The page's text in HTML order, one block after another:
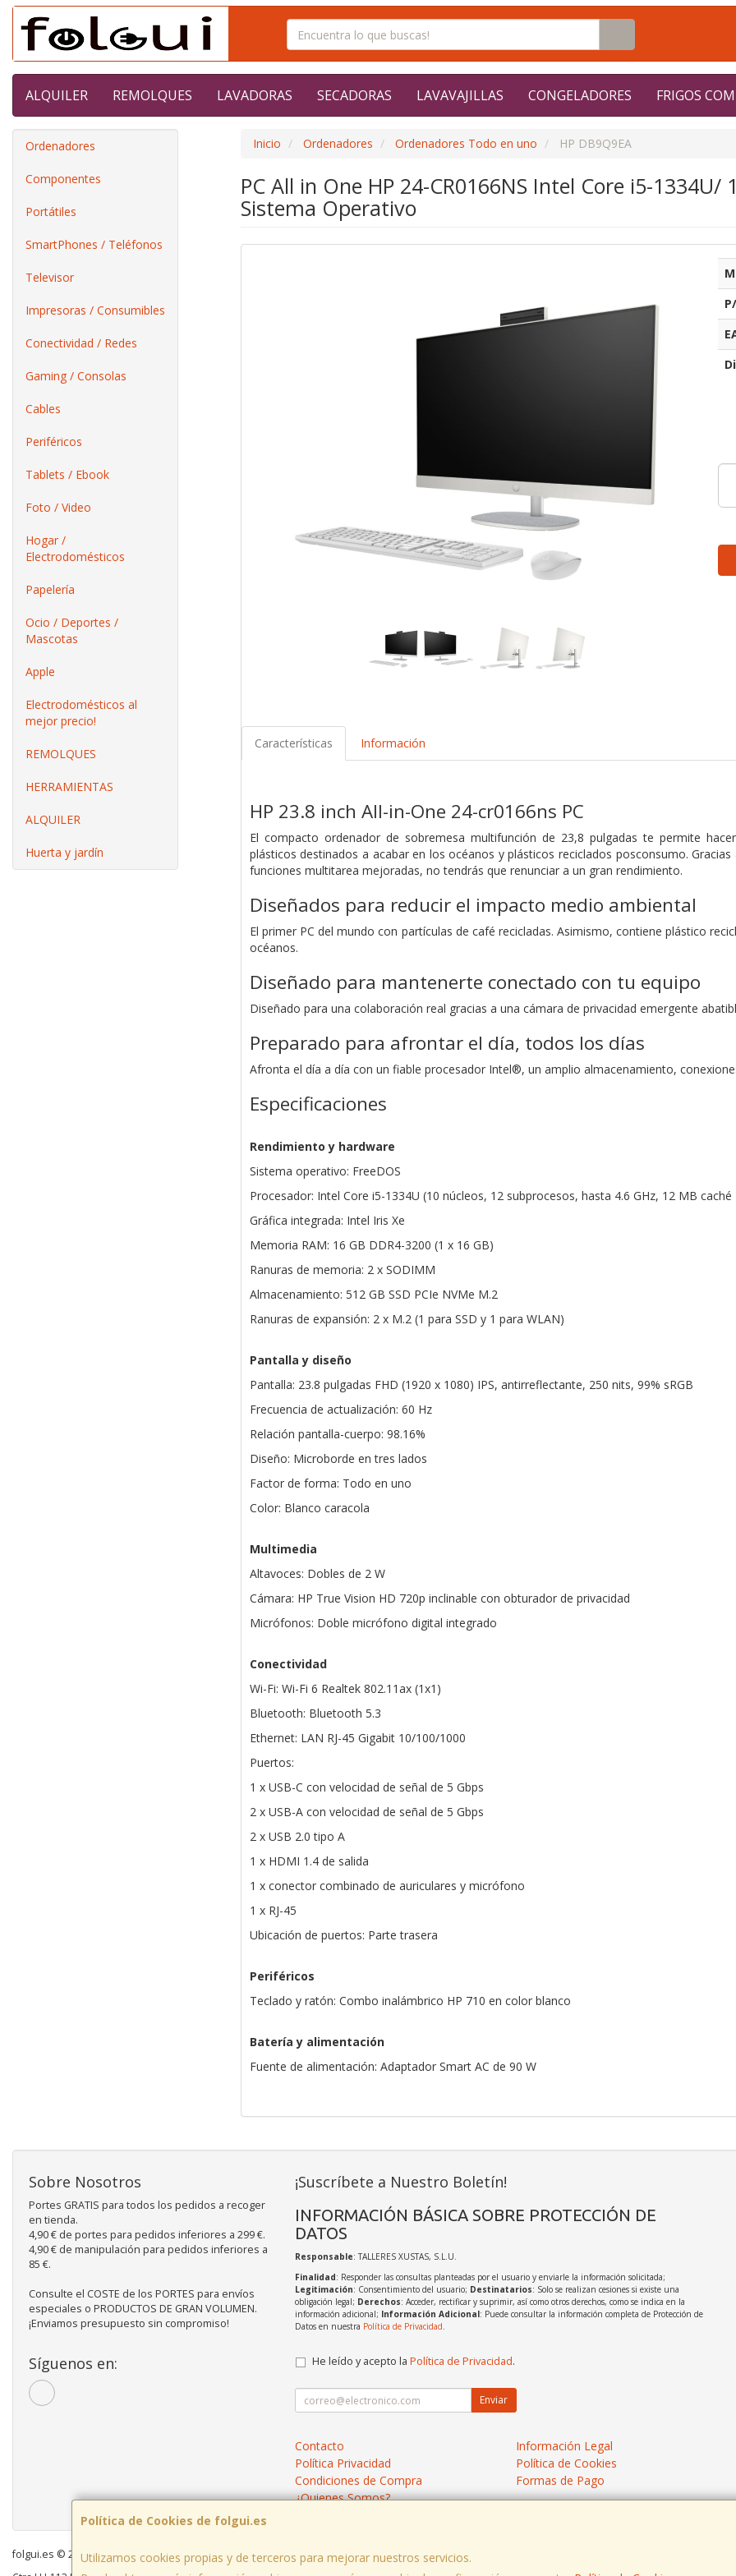
ALQUILER REMOLQUES LAVADORAS SECADORAS LAVAVAJILLAS CONGELADORES FRIGOS
Ordenadores
Componentes
Portátiles
SmartPhones / Teléfonos
Televisor
Impresoras / Consumibles
Conectividad / Redes
Gaming / Consolas
Cables
Periféricos
Tablets / Ebook
Foto / Video
Hogar /
Electrodomésticos
Papelería
Ocio / Deportes /
Mascotas
Apple
Electrodomésticos al
mejor precio!
REMOLQUES
HERRAMIENTAS
ALQUILER
Huerta y jardín
Inicio Ordenadores Ordenadores Todo en uno HP DB9Q9EA
PC All in One HP 24-CR0166NS Intel Core i5-1334U/
Sistema Operativo
Características Información
HP 23.8 inch All-in-One 24-cr0166ns PC
El compacto ordenador de sobremesa multifunción de 23,8 pulgadas te permite
plásticos destinados a acabar en los océanos y plásticos reciclados posconsumo.
funciones multitarea mejoradas, no tendrás que renunciar a un gran rendimiento.
Diseñados para reducir el impacto medio ambiental
El primer PC del mundo con partículas de café recicladas. Asimismo, contiene plástico
océanos.
Diseñado para mantenerte conectado con tu equipo
Diseñado para una colaboración real gracias a una cámara de privacidad emergente
Preparado para afrontar el día, todos los días
Afronta el día a día con un fiable procesador Intel®, un amplio almacenamiento,
Especificaciones
Rendimiento y hardware
Sistema operativo: FreeDOS
Procesador: Intel Core i5-1334U (10 núcleos, 12 subprocesos, hasta 4.6 GHz, 12 MB caché
Gráfica integrada: Intel Iris Xe
Memoria RAM: 16 GB DDR4-3200 (1 x 16 GB)
Ranuras de memoria: 2 x SODIMM
Almacenamiento: 512 GB SSD PCIe NVMe M.2
Ranuras de expansión: 2 x M.2 (1 para SSD y 1 para WLAN)
Pantalla y diseño
Pantalla: 23.8 pulgadas FHD (1920 x 1080) IPS, antirreflectante, 250 nits, 99% sRGB
Frecuencia de actualización: 60 Hz
Relación pantalla-cuerpo: 98.16%
Diseño: Microborde en tres lados
Factor de forma: Todo en uno
Color: Blanco caracola
Multimedia
Altavoces: Dobles de 2 W
Cámara: HP True Vision HD 720p inclinable con obturador de privacidad
Micrófonos: Doble micrófono digital integrado
Conectividad
Wi-Fi: Wi-Fi 6 Realtek 802.11ax (1x1)
Bluetooth: Bluetooth 5.3
Ethernet: LAN RJ-45 Gigabit 10/100/1000
Puertos:
1 x USB-C con velocidad de señal de 5 Gbps
2 x USB-A con velocidad de señal de 5 Gbps
2 x USB 2.0 tipo A
1 x HDMI 1.4 de salida
1 x conector combinado de auriculares y micrófono
1 x RJ-45
Ubicación de puertos: Parte trasera
Periféricos
Teclado y ratón: Combo inalámbrico HP 710 en color blanco
Batería y alimentación
Fuente de alimentación: Adaptador Smart AC de 90 W
Política de Cookies de folgui.es
Utilizamos cookies propias y de terceros para mejorar nuestros servicios.
Sobre Nosotros
Portes GRATIS para todos los pedidos a recoger
en tienda.
4,90 € de portes para pedidos inferiores a 299 €.
4,90 € de manipulación para pedidos inferiores a
85 €.
Consulte el COSTE de los PORTES para envíos
especiales o PRODUCTOS DE GRAN VOLUMEN.
¡Enviamos presupuesto sin compromiso!
Síguenos en:
¡Suscríbete a Nuestro Boletín!
INFORMACIÓN BÁSICA SOBRE PROTECCIÓN DE
DATOS
Responsable: TALLERES XUSTAS, S.L.U.
Finalidad: Responder las consultas planteadas por el usuario y enviarle la información solicitada;
Legitimación: Consentimiento del usuario; Destinatarios: Solo se realizan cesiones si existe una
obligación legal; Derechos: Acceder, rectificar y suprimir, así como otros derechos, como se indica en la
información adicional; Información Adicional: Puede consultar la información completa de Protección de
Datos en nuestra Política de Privacidad.
He leído y acepto la Política de Privacidad.
Enviar
Contacto
Información Legal
Política Privacidad
Política de Cookies
Condiciones de Compra
Formas de Pago
¿Quienes Somos?
folgui.es © 2026